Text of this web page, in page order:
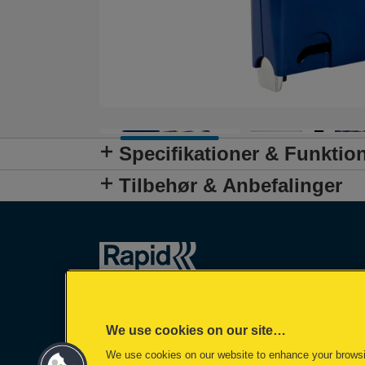
Specifikationer &
Tilbehør & Anbefalinger
We use cookies on our site…
We use cookies on our website to enhance your